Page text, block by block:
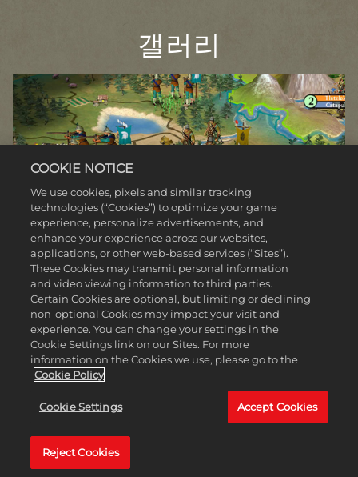
갤러리
COOKIE NOTICE
We use cookies, pixels and similar tracking
technologies (“Cookies”) to optimize your game
experience, personalize advertisements, and
enhance your experience across our websites,
applications, or other web-based services (“Sites”).
These Cookies may transmit personal information
and video viewing information to third parties.
Certain Cookies are optional, but limiting or declining
non-optional Cookies may impact your visit and
experience. You can change your settings in the
Cookie Settings link on our Sites. For more
information on the Cookies we use, please go to the
Cookie Policy
Cookie Settings Accept Cookies
Reject Cookies